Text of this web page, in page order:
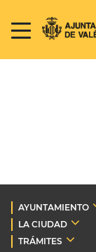
AYUNTAMIENTO
LA CIUDAD
TRÁMITES